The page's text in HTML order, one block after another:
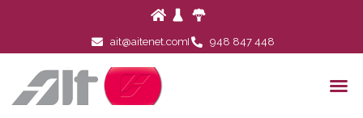
ait@aitenet.com 948 847 448